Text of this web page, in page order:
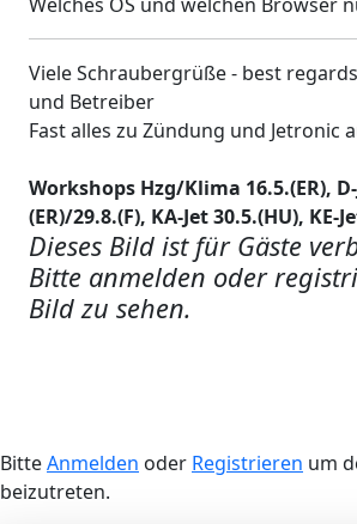
Viele Schraubergrüße - best
und Betreiber
Fast alles zu Zündung und Jetronic
Workshops Hzg/Klima 16.5.(ER),
(ER)/29.8.(F), KA-Jet 30.5.(HU), KE-
Dieses Bild ist für Gäste
Bitte anmelden oder
Bild zu sehen.
BitteAnmelden oder Registrieren um
beizutreten.